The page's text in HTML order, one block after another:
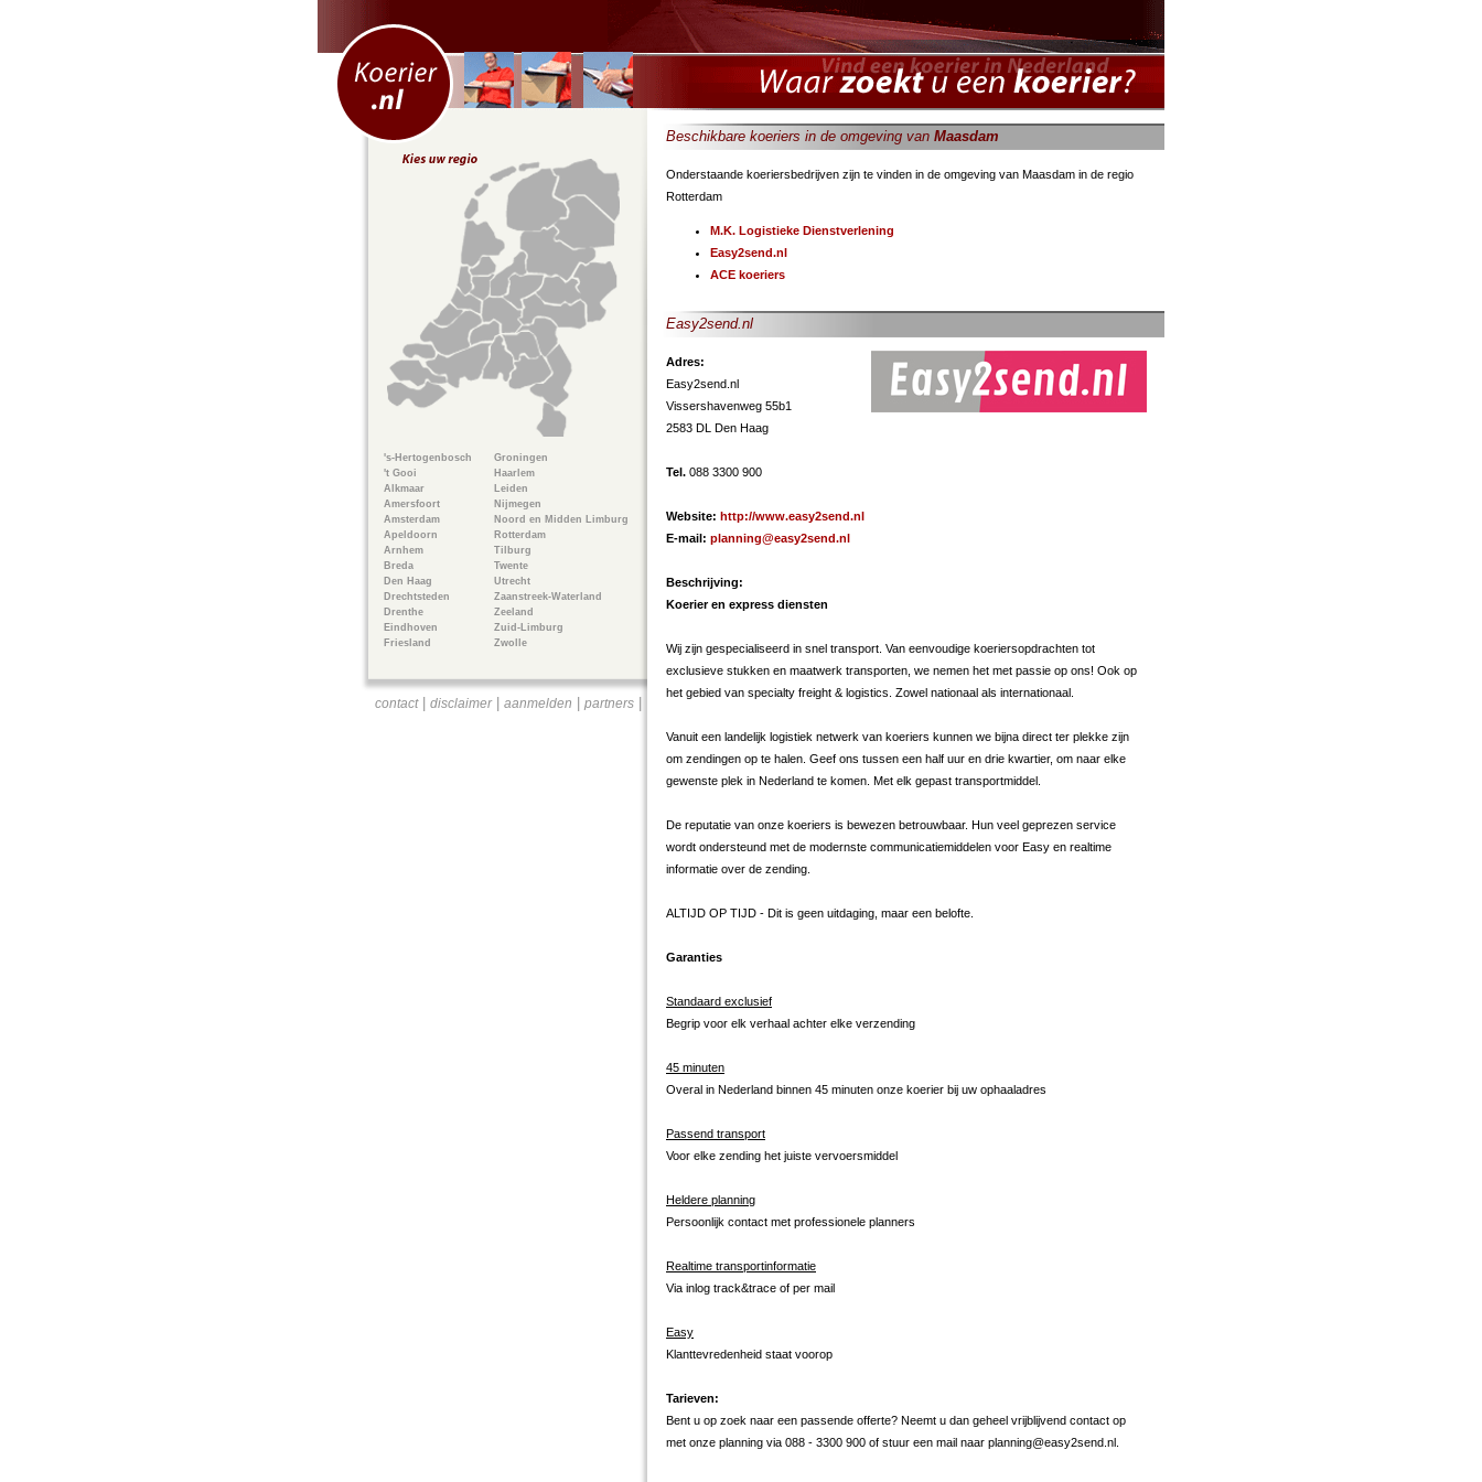
Groningen
Haarlem
Leiden
Nijmegen
Noord en Midden Limburg
Rotterdam
Tilburg
Twente
Utrecht
Zaanstreek-Waterland
Zeeland
Zuid-Limburg
Zwolle
's-Hertogenbosch
't Gooi
Alkmaar
Amersfoort
Amsterdam
Apeldoorn
Arnhem
Breda
Den Haag
Drechtsteden
Drenthe
Eindhoven
Friesland
contact| disclaimer| aanmelden partners|
Beschikbare koeriers in de omgeving van Maasdam
Onderstaande koeriersbedrijven zijn te vinden in de omgeving van Maasdam in de regio
Rotterdam
M.K. Logistieke Dienstverlening
Easy2send.nl
ACE koeriers
Easy2send.nl
Adres:
Easy2send.nl
Vissershavenweg 55b1
2583 DL Den Haag
Tel. 088 3300 900
Website: http://www.easy2send.nl
E-mail: planning@easy2send.nl
Beschrijving:
Koerier en express diensten
Wij zijn gespecialiseerd in snel transport. Van eenvoudige koeriersopdrachten tot
exclusieve stukken en maatwerk transporten, we nemen het met passie op ons! Ook op
het gebied van specialty freight & logistics. Zowel nationaal als internationaal.
Vanuit een landelijk logistiek netwerk van koeriers kunnen we bijna direct ter plekke zijn
om zendingen op te halen. Geef ons tussen een half uur en drie kwartier, om naar elke
gewenste plek in Nederland te komen. Met elk gepast transportmiddel.
De reputatie van onze koeriers is bewezen betrouwbaar. Hun veel geprezen service
wordt ondersteund met de modernste communicatiemiddelen voor Easy en realtime
informatie over de zending.
ALTIJD OP TIJD - Dit is geen uitdaging, maar een belofte.
Garanties
Standaard exclusief
Begrip voor elk verhaal achter elke verzending
45 minuten
Overal in Nederland binnen 45 minuten onze koerier bij uw ophaaladres
Passend transport
Voor elke zending het juiste vervoersmiddel
Heldere planning
Persoonlijk contact met professionele planners
Realtime transportinformatie
Via inlog track&trace of per mail
Easy
Klanttevredenheid staat voorop
Tarieven:
Bent u op zoek naar een passende offerte? Neemt u dan geheel vrijblijvend contact op
met onze planning via 088 - 3300 900 of stuur een mail naar planning@easy2send.nl.